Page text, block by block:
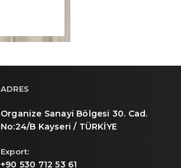
ADRES
Organize Sanayi Bölgesi 30. Cad.
No:24/B Kayseri / TÜRKİYE
Export:
+90 530 712 53 61